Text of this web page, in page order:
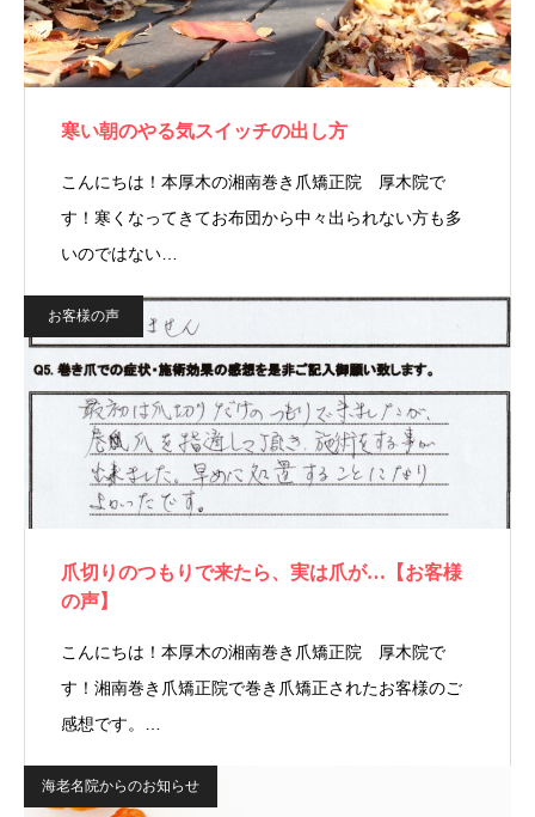
寒い朝のやる気スイッチの出し方
こんにちは！本厚木の湘南巻き爪矯正院 厚木院で
す！寒くなってきてお布団から中々出られない方も多
いのではない…
お客様の声
爪切りのつもりで来たら、実は爪が…【お客様
の声】
こんにちは！本厚木の湘南巻き爪矯正院 厚木院で
す！湘南巻き爪矯正院で巻き爪矯正されたお客様のご
感想です。…
海老名院からのお知らせ